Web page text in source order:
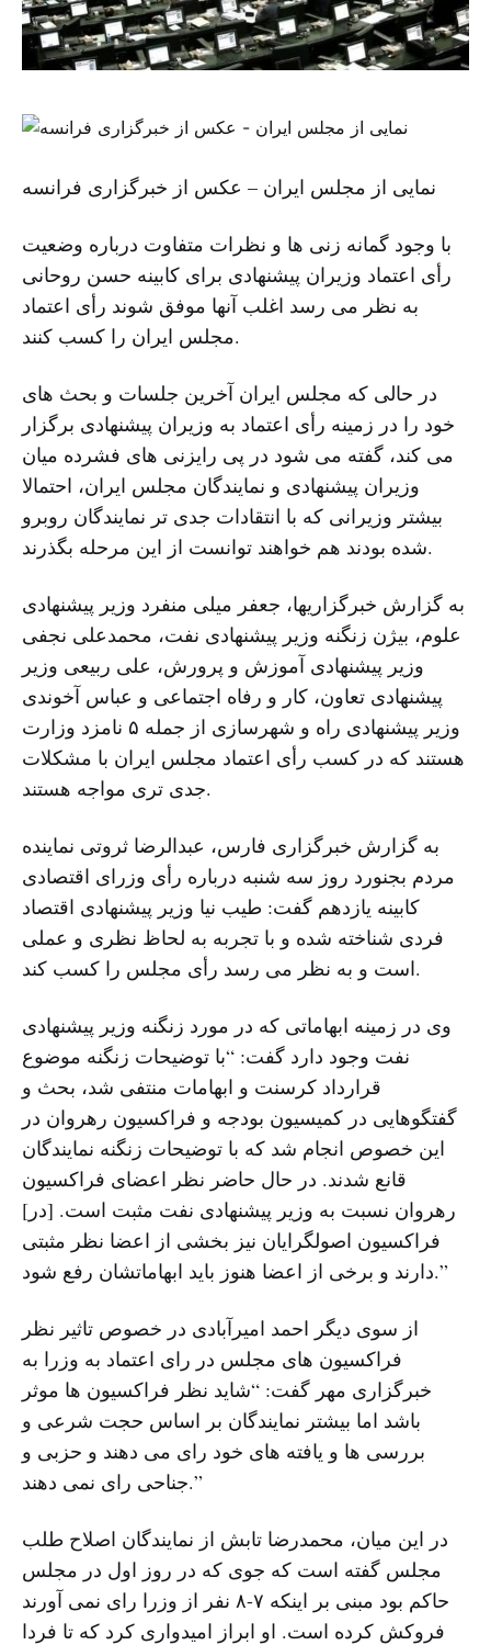
نمایی از مجلس ایران – عکس از خبرگزاری فرانسه
با وجود گمانه زنی ها و نظرات متفاوت درباره وضعیت
رأی اعتماد وزیران پیشنهادی برای کابینه حسن روحانی
به نظر می رسد اغلب آنها موفق شوند رأی اعتماد
مجلس ایران را کسب کنند.
در حالی که مجلس ایران آخرین جلسات و بحث های
خود را در زمینه رأی اعتماد به وزیران پیشنهادی برگزار
می کند، گفته می شود در پی رایزنی های فشرده میان
وزیران پیشنهادی و نمایندگان مجلس ایران، احتمالا
بیشتر وزیرانی که با انتقادات جدی تر نمایندگان روبرو
شده بودند هم خواهند توانست از این مرحله بگذرند.
به گزارش خبرگزاریها، جعفر میلی منفرد وزیر پیشنهادی
علوم، بیژن زنگنه وزیر پیشنهادی نفت، محمدعلی نجفی
وزیر پیشنهادی آموزش و پرورش، علی ربیعی وزیر
پیشنهادی تعاون، کار و رفاه اجتماعی و عباس آخوندی
وزیر پیشنهادی راه و شهرسازی از جمله ۵ نامزد وزارت
هستند که در کسب رأی اعتماد مجلس ایران با مشکلات
جدی تری مواجه هستند.
به گزارش خبرگزاری فارس، عبدالرضا ثروتی نماینده
مردم بجنورد روز سه شنبه درباره رأی وزرای اقتصادی
کابینه یازدهم گفت: طیب نیا وزیر پیشنهادی اقتصاد
فردی شناخته شده و با تجربه به لحاظ نظری و عملی
است و به نظر می رسد رأی مجلس را کسب کند.
وی در زمینه ابهاماتی که در مورد زنگنه وزیر پیشنهادی
نفت وجود دارد گفت: “با توضیحات زنگنه موضوع
قرارداد کرسنت و ابهامات منتفی شد، بحث و
گفتگوهایی در کمیسیون بودجه و فراکسیون رهروان در
این خصوص انجام شد که با توضیحات زنگنه نمایندگان
قانع شدند. در حال حاضر نظر اعضای فراکسیون
رهروان نسبت به وزیر پیشنهادی نفت مثبت است. [در]
فراکسیون اصولگرایان نیز بخشی از اعضا نظر مثبتی
دارند و برخی از اعضا هنوز باید ابهاماتشان رفع شود.”
از سوی دیگر احمد امیرآبادی در خصوص تاثیر نظر
فراکسیون های مجلس در رای اعتماد به وزرا به
خبرگزاری مهر گفت: “شاید نظر فراکسیون ها موثر
باشد اما بیشتر نمایندگان بر اساس حجت شرعی و
بررسی ها و یافته های خود رای می دهند و حزبی و
جناحی رای نمی دهند.”
در این میان، محمدرضا تابش از نمایندگان اصلاح طلب
مجلس گفته است که جوی که در روز اول در مجلس
حاکم بود مبنی بر اینکه ۷-۸ نفر از وزرا رای نمی آورند
فروکش کرده است. او ابراز امیدواری کرد که تا فردا